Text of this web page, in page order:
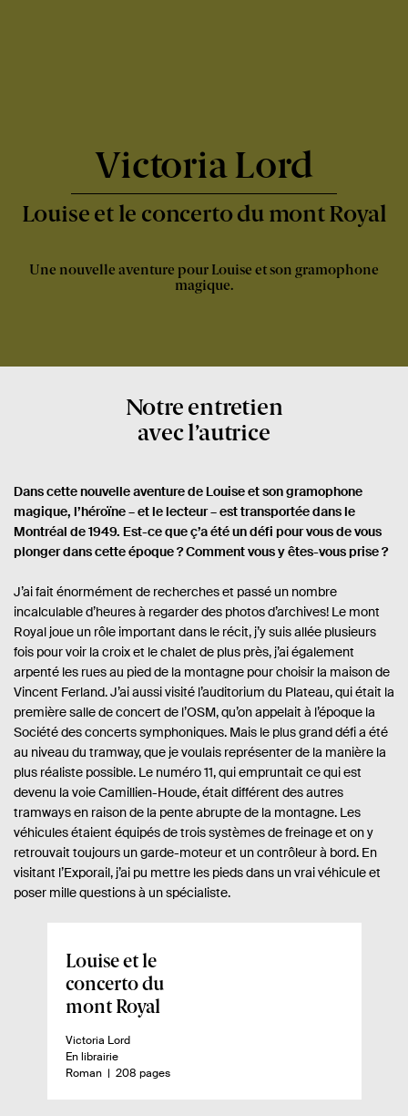
Victoria Lord-
Louise et le concerto du mont Royal
Une nouvelle aventure pour Louise et son gramophone
magique.
Notre entretien
avec l’autrice
Dans cette nouvelle aventure de Louise et son gramophone
magique, l’héroïne – et le lecteur – est transportée dans le
Montréal de 1949. Est-ce que ç’a été un défi pour vous de vous
plonger dans cette époque ? Comment vous y êtes-vous prise ?
J’ai fait énormément de recherches et passé un nombre
incalculable d’heures à regarder des photos d’archives! Le mont
Royal joue un rôle important dans le récit, j’y suis allée plusieurs
fois pour voir la croix et le chalet de plus près, j’ai également
arpenté les rues au pied de la montagne pour choisir la maison de
Vincent Ferland. J’ai aussi visité l’auditorium du Plateau, qui était la
première salle de concert de l’OSM, qu’on appelait à l’époque la
Société des concerts symphoniques. Mais le plus grand défi a été
au niveau du tramway, que je voulais représenter de la manière la
plus réaliste possible. Le numéro 11, qui empruntait ce qui est
devenu la voie Camillien-Houde, était différent des autres
tramways en raison de la pente abrupte de la montagne. Les
véhicules étaient équipés de trois systèmes de freinage et on y
retrouvait toujours un garde-moteur et un contrôleur à bord. En
visitant l’Exporail, j’ai pu mettre les pieds dans un vrai véhicule et
poser mille questions à un spécialiste.
A
p
e
ç
u
Louise et le
concerto du
mont Royal
A
u
t
Victoria Lord
D
i
En librairie
n
Roman- 208 pages